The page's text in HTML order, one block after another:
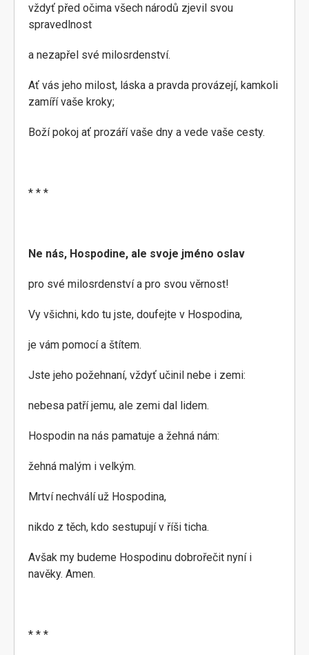
vždyť před očima všech národů zjevil svou
spravedlnost
a nezapřel své milosrdenství.
Ať vás jeho milost, láska a pravda provázejí, kamkoli
zamíří vaše kroky;
Boží pokoj ať prozáří vaše dny a vede vaše cesty.
* * *
Ne nás, Hospodine, ale svoje jméno oslav
pro své milosrdenství a pro svou věrnost!
Vy všichni, kdo tu jste, doufejte v Hospodina,
je vám pomocí a štítem.
Jste jeho požehnaní, vždyť učinil nebe i zemi:
nebesa patří jemu, ale zemi dal lidem.
Hospodin na nás pamatuje a žehná nám:
žehná malým i velkým.
Mrtví nechválí už Hospodina,
nikdo z těch, kdo sestupují v říši ticha.
Avšak my budeme Hospodinu dobrořečit nyní i
navěky. Amen.
* * *